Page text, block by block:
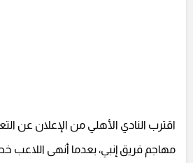
اقترب النادي الأهلي من الإعلان عن
مهاجم فريق إنبي، بعدما أنهى